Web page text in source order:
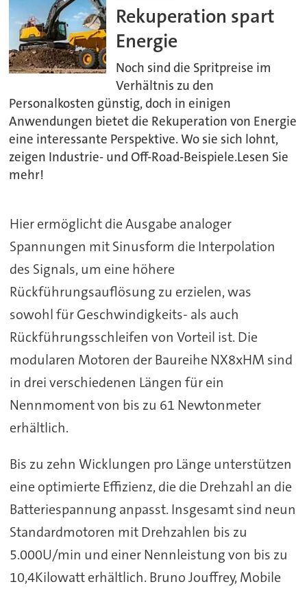
Rekuperation spart
Energie
Noch sind die Spritpreise im
Verhältnis zu den
Personalkosten günstig, doch in einigen
Anwendungen bietet die Rekuperation von Energie
eine interessante Perspektive. Wo sie sich lohnt,
zeigen Industrie- und Off-Road-Beispiele.Lesen Sie
mehr!
Hier ermöglicht die Ausgabe analoger
Spannungen mit Sinusform die Interpolation
des Signals, um eine höhere
Rückführungsauflösung zu erzielen, was
sowohl für Geschwindigkeits- als auch
Rückführungsschleifen von Vorteil ist. Die
modularen Motoren der Baureihe NX8xHM sind
in drei verschiedenen Längen für ein
Nennmoment von bis zu 61 Newtonmeter
erhältlich.
Bis zu zehn Wicklungen pro Länge unterstützen
eine optimierte Effizienz, die die Drehzahl an die
Batteriespannung anpasst. Insgesamt sind neun
Standardmotoren mit Drehzahlen bis zu
5.000U/min und einer Nennleistung von bis zu
10,4Kilowatt erhältlich. Bruno Jouffrey, Mobile